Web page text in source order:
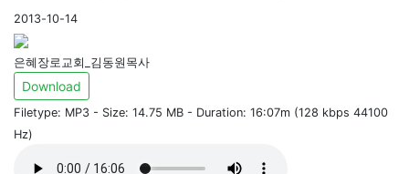
2013-10-14
은혜장로교회_김동원목사
Download
Filetype: MP3 - Size: 14.75 MB - Duration: 16:07m (128 kbps 44100
Hz)